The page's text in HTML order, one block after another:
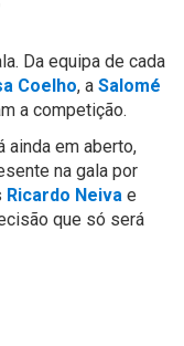
Da equipa de cada
Coelho, a Salomé
a competição.
ainda em aberto,
na gala por
Ricardo Neiva e
que só será